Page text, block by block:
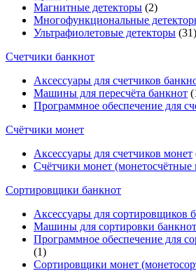
Магнитные детекторы (2)
Многофункциональные
Ультрафиолетовые детекторы (31)
Счетчики банкнот
Аксессуары для счетчиков
Машины для пересчёта банкнот
Программное обеспечение для
Счётчики монет
Аксессуары для счетчиков монет
Счётчики монет
Cортировщики банкнот
Аксессуары для сортировщиков
Машины для сортировки банкнот
Программное обеспечение для
(1)
Сортировщики монет